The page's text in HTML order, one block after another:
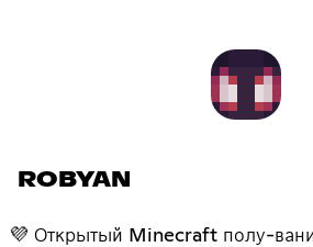
ROBYAN
💜 Открытый Minecraft полу-